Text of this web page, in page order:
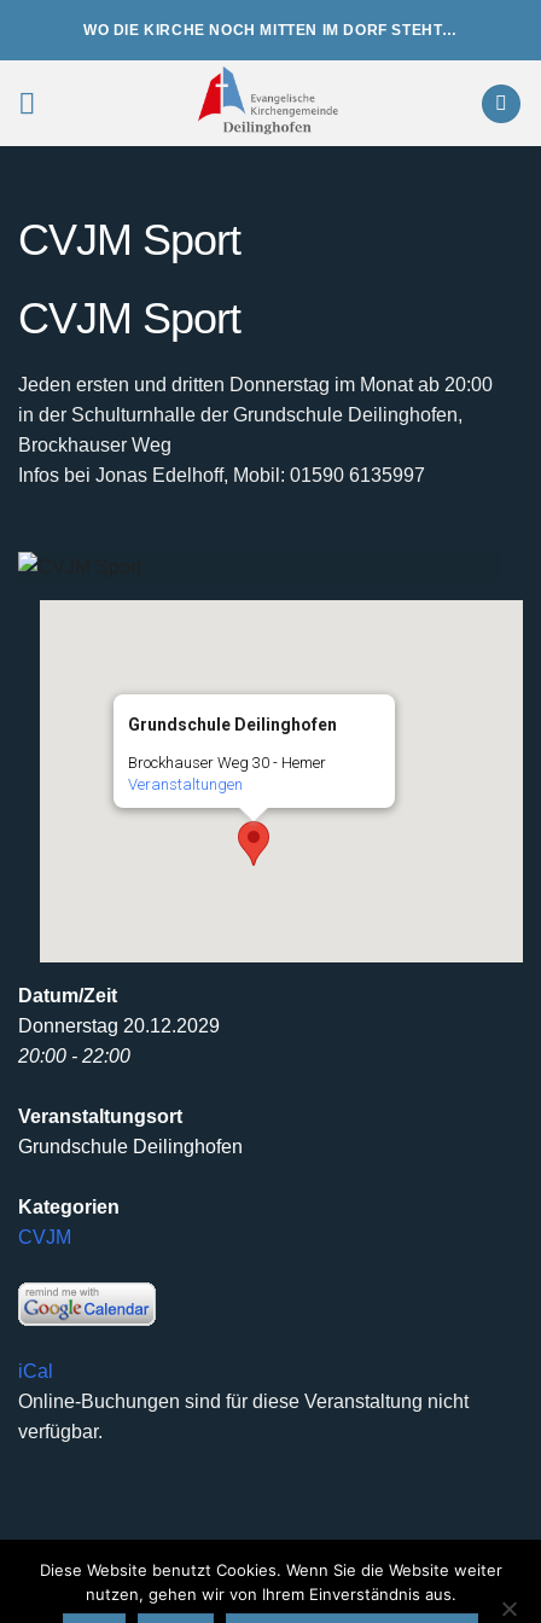
WO DIE KIRCHE NOCH MITTEN IM DORF STEHT…
CVJM Sport
CVJM Sport
Jeden ersten und dritten Donnerstag im Monat ab 20:00
in der Schulturnhalle der Grundschule Deilinghofen,
Brockhauser Weg
Infos bei Jonas Edelhoff, Mobil: 01590 6135997
Grundschule Deilinghofen
Brockhauser Weg 30 - Hemer
Veranstaltungen
Datum/Zeit
Donnerstag 20.12.2029
20:00 - 22:00
Veranstaltungsort
Grundschule Deilinghofen
Kategorien
CVJM
iCal
Online-Buchungen sind für diese Veranstaltung nicht
verfügbar.
DATENSCHUTZERKLÄRUNG IMPRESSUM KONTAKT
Copyright 2026 ©Kirchengemeinde Deilinghofen- Design
Diese Website benutzt Cookies. Wenn Sie die Website weiter
nutzen, gehen wir von Ihrem Einverständnis aus.